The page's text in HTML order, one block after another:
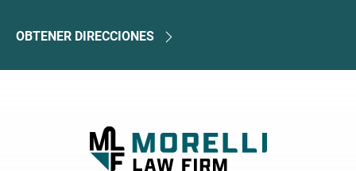
OBTENER DIRECCIONES